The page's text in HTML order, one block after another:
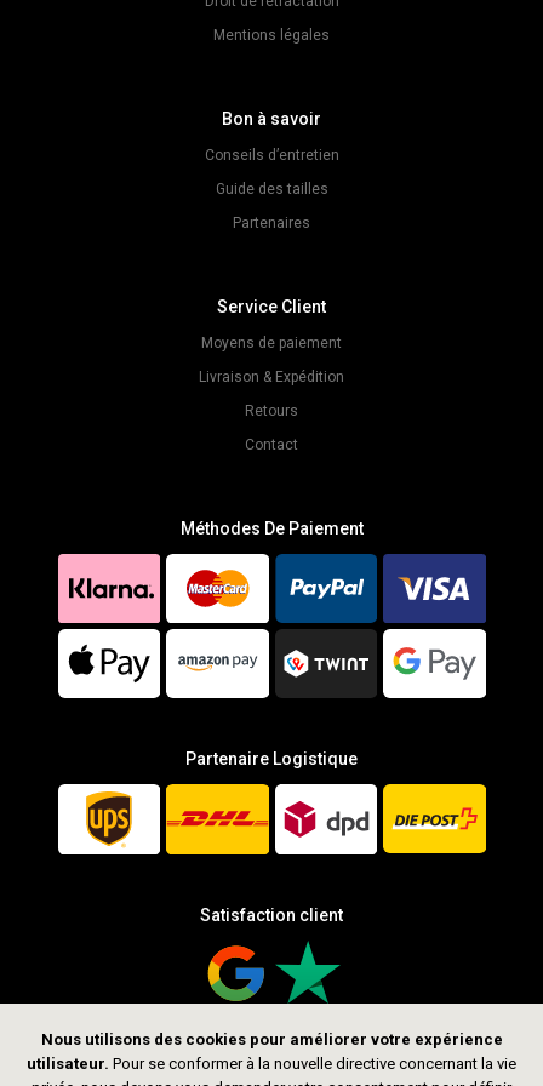
Nous utilisons des cookies pour améliorer votre expérience
utilisateur. Pour se conformer à la nouvelle directive concernant la vie
Mentions légales
Bon à savoir
Conseils d’entretien
Guide des tailles
Partenaires
Service Client
Moyens de paiement
Livraison & Expédition
Retours
Contact
Méthodes De Paiement
Partenaire Logistique
Satisfaction client
Suis-nous